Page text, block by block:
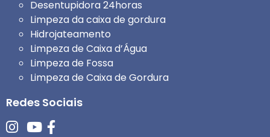
Desentupidora 24horas
Limpeza da caixa de gordura
Hidrojateamento
Limpeza de Caixa d’Água
Limpeza de Fossa
Limpeza de Caixa de Gordura
Redes Sociais